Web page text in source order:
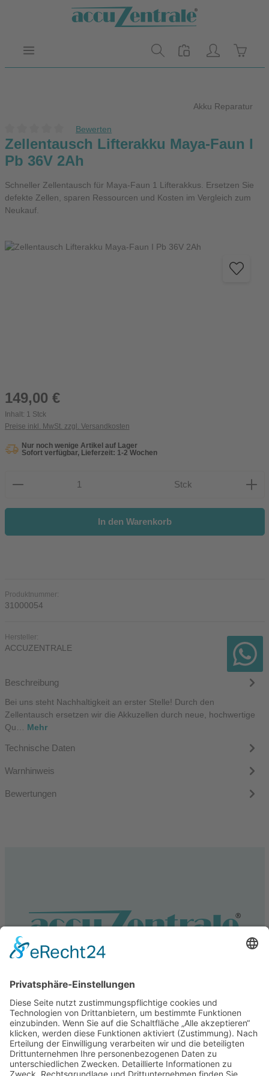
Zum Hauptinhalt springen
Akku Reparatur
Durchschnittliche Bewertung von 0 von 5 Sternen
Bewerten
Zellentausch Lifterakku Maya-Faun I
Pb 36V 2Ah
Schneller Zellentausch für Maya-Faun 1 Lifterakkus. Ersetzen Sie
defekte Zellen, sparen Ressourcen und Kosten im Vergleich zum
Neukauf.
Bildergalerie überspringen
Regulärer Preis:
149,00 €
Inhalt: 1 Stck
Preise inkl. MwSt. zzgl. Versandkosten
Nur noch wenige Artikel auf Lager
Sofort verfügbar, Lieferzeit: 1-2 Wochen
Produkt Anzahl: Gib den gewünschten Wert ein oder
Stck
In den Warenkorb
Produktnummer:
31000054
Hersteller:
ACCUZENTRALE
Beschreibung
Bei uns steht Nachhaltigkeit an erster Stelle! Durch den
Zellentausch ersetzen wir die Akkuzellen durch neue, hochwertige
Qu… Mehr
Technische Daten
Warnhinweis
Bewertungen
Service
Information
Unsere weiteren Shops